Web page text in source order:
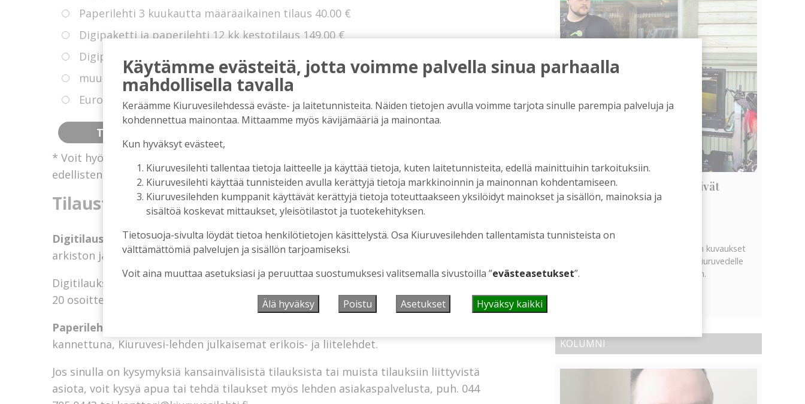
Paperilehti 3 kuukautta määräaikainen tilaus 40.00 €
Digipaketti ja paperilehti 12 kk kestotilaus149.00 €
Digipaketti ja paperilehti 12 kk määräaikainen tilaus
155.00 €
muut maat Digipaketti ja paperilehti 12 kk määräaikainentilaus 336.00 €
Eurooppa Digipaketti ja paperilehti 12 kk kestotilaus 225.00 €
* Voit hyödyntää kokeiluetua, jollei sinulla ole ollut digitilausta voimassa
edellisten 14 kuukauden aikana.
Tilausten sisältö
Digitilaus sisältääKiuruvesilehti.fi:n uutisvirran, uudet näköislehdet, näköislehtien
arkiston ja tulevaisuudessa sähköpostiin lähetettävän uutiskirjeen.
Digitilaukseen kuuluva Kiuruvesi-lehden näköislehti
20 osoitteessa kiuruvesilehti.fi/nakoislehti.
Paperilehtitilaus
kannettuna, Kiuruvesi-lehden julkaisemat erikois- ja liitelehdet.
Jos sinulla on kysymyksiä kansainvälisistä tilauksista tai muista tilauksiin liittyvistä
asiota, voit kysyä apua tai tehdä tilaukset myös lehden asiakaspalvelusta, puh. 044
Vanhat rakennukset näyttivät
arvonsa yllättävällä tavalla
Hanna Soini
Tekeillä olevan uuden televisiosarjan kuvaukset
ovat tuoneet tervetullutta vipinää Kiuruvedelle
Iskelmäviikon jälkeiseen hiljaisuuteen.
KOLUMNI
Käytämme evästeitä, jotta voimme palvella sinua parhaalla
mahdollisella tavalla
Keräämme Kiuruvesilehdessä eväste- ja laitetunnisteita. Näiden tietojen avulla voimme tarjota sinulle parempia palveluja ja
kohdennettua mainontaa. Mittaamme myös kävijämääriä ja mainontaa.
Kun hyväksyt evästeet,
Kiuruvesilehti tallentaa tietoja laitteelle ja käyttää tietoja, kuten laitetunnisteita, edellä mainittuihin tarkoituksiin.
Kiuruvesilehti käyttää tunnisteiden avulla kerättyjä tietoja markkinoinnin ja mainonnan kohdentamiseen.
Kiuruvesilehden kumppanit käyttävät kerättyjä tietoja toteuttaakseen yksilöidyt mainokset ja sisällön, mainoksia ja
sisältöä koskevat mittaukset, yleisötilastot ja tuotekehityksen.
Tietosuoja-sivulta löydät tietoa henkilötietojen käsittelystä. Osa Kiuruvesilehden tallentamista tunnisteista on
välttämättömiä palvelujen ja sisällön tarjoamiseksi.
Voit aina muuttaa asetuksiasi ja peruuttaa suostumuksesi valitsemalla sivustoilla ”evästeasetukset”.
Älä hyväksy Poistu Asetukset Hyväksy kaikki